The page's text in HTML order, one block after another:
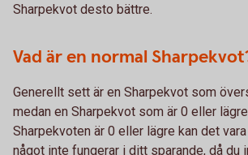
Sharpekvot desto bättre.
Vad är en normal
Generellt sett är en Sharpekvot som
medan en Sharpekvot som är 0 eller
Sharpekvoten är 0 eller lägre kan det
något inte fungerar i ditt sparande, då du